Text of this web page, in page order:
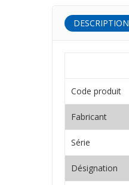
DESCRIPTION
Code produit
Fabricant
Série
Désignation